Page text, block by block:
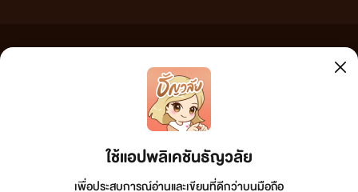
ใช้แอปพลิเคชันธัญวลัย
เพื่อประสบการณ์อ่านและเขียนที่ดีกว่าบนมือถือ
เว็บไซต์แห่งนี้ไม่ได้เห็นด้วยและไม่ขอรับผิดชอบต่อข้อความใดๆ ทั้งสิ้น ดังนั้นผู้อ่านทุกท่านโปรดใช้
วิจารณญาณในการกลั่นกรองด้วยตนเอง และหากท่านพบข้อความใดๆ ที่ขัดต่อกฎหมายและศีลธรรม
กรุณาแจ้งมาที่ tunwalai@ookbee.com เพื่อทีมงานจะได้ดำเนินการในทันที ทั้งนี้ ทางเว็บไซต์ขอสงวน
ลิขสิทธิ์ตามพระราชบัญญัติลิขสิทธิ์ (ฉบับเพิ่มเติม) พ.ศ.2558